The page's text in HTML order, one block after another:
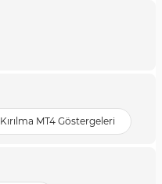
Kırılma MT4 Göstergeleri